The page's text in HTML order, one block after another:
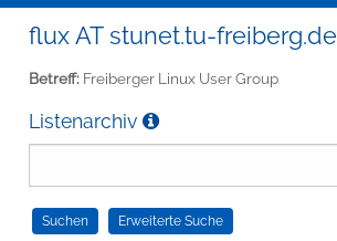
flux AT stunet.tu-freiberg.de
Betreff: Freiberger Linux User Group
Listenarchiv